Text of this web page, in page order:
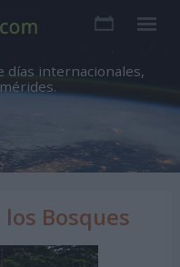
días internacionales,
Bosques